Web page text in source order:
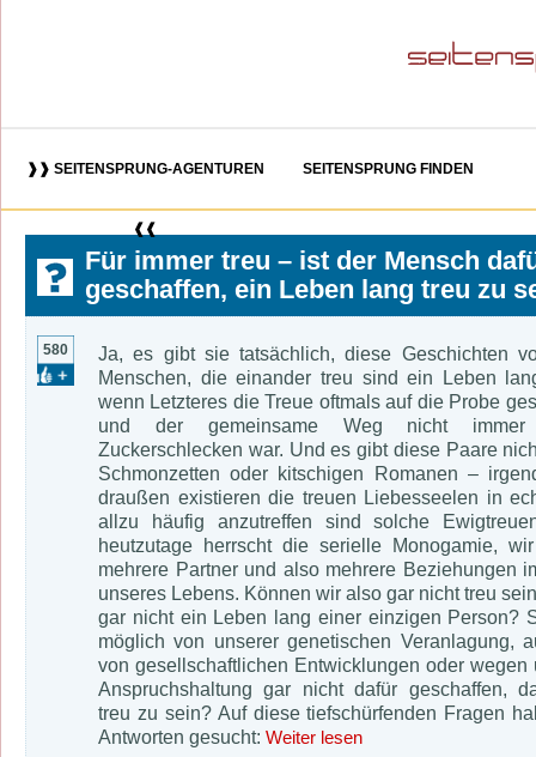
❱❱ SEITENSPRUNG-AGENTUREN
❰❰
SEITENSPRUNG FINDEN
Für immer treu – ist der Mensch
geschaffen, ein Leben lang treu zu
580
Ja, es gibt sie tatsächlich, diese Geschichten
Menschen, die einander treu sind ein Leben
wenn Letzteres die Treue oftmals auf die Probe
und der gemeinsame Weg nicht immer
Zuckerschlecken war. Und es gibt diese Paare
Schmonzetten oder kitschigen Romanen –
draußen existieren die treuen Liebesseelen in
allzu häufig anzutreffen sind solche
heutzutage herrscht die serielle Monogamie,
mehrere Partner und also mehrere Beziehungen
unseres Lebens. Können wir also gar nicht treu
gar nicht ein Leben lang einer einzigen Person?
möglich von unserer genetischen Veranlagung,
von gesellschaftlichen Entwicklungen oder wegen
Anspruchshaltung gar nicht dafür geschaffen,
treu zu sein? Auf diese tiefschürfenden Fragen
Antworten gesucht: Weiter lesen